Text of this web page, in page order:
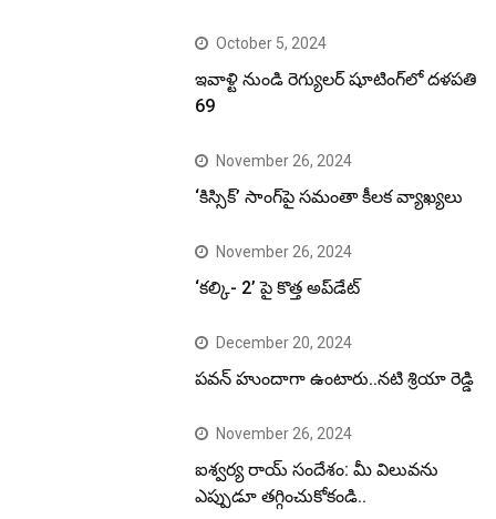
October 5, 2024
ఇవాళ్టి నుండి రెగ్యులర్ షూటింగ్‌లో దళపతి
69
November 26, 2024
‘కిస్సిక్’ సాంగ్‌పై సమంతా కీలక వ్యాఖ్యలు
November 26, 2024
‘కల్కి- 2’ పై కొత్త అప్‌డేట్
December 20, 2024
పవన్ హుందాగా ఉంటారు..నటి శ్రియా రెడ్డి
November 26, 2024
ఐశ్వర్య రాయ్ సందేశం: మీ విలువను
ఎప్పుడూ తగ్గించుకోకండి..